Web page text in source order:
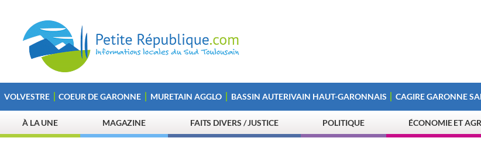
VOLVESTRE COEUR DE GARONNE MURETAIN AGGLO BASSIN AUTERIVAIN HAUT-GARONNAIS CAGIRE GARONNE
À LA UNE MAGAZINE FAITS DIVERS / JUSTICE POLITIQUE ÉCONOMIE ET